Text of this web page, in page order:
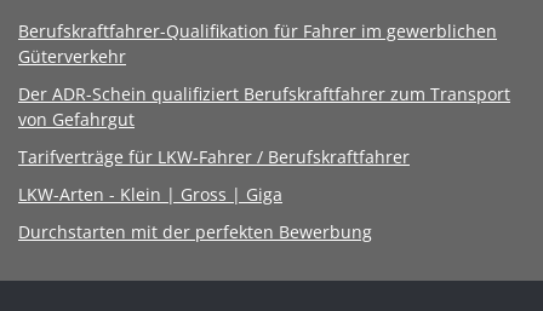
Berufskraftfahrer-Qualifikation für Fahrer im gewerblichen
Güterverkehr
Der ADR-Schein qualifiziert Berufskraftfahrer zum Transport
von Gefahrgut
Tarifverträge für LKW-Fahrer / Berufskraftfahrer
LKW-Arten - Klein | Gross | Giga
Durchstarten mit der perfekten Bewerbung